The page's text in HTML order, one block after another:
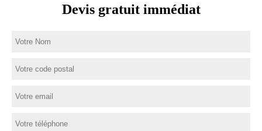
Devis gratuit immédiat